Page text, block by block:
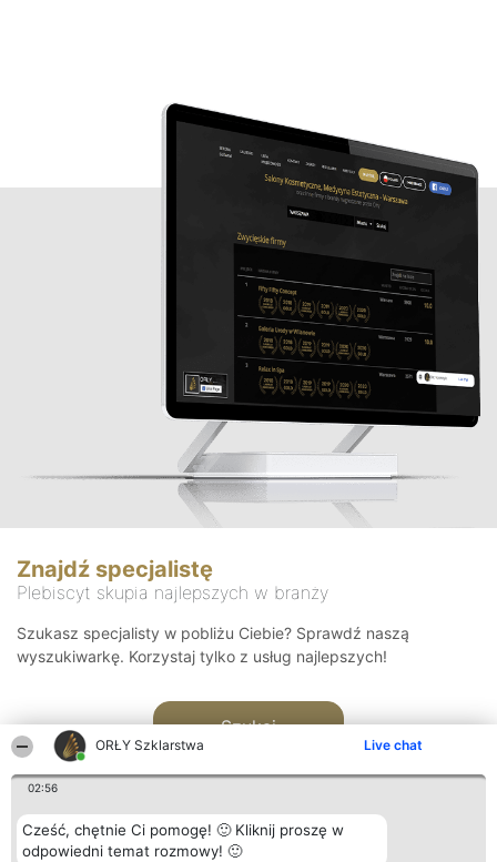
ORŁY Szklarstwa Live chat
02:56
Cześć, chętnie Ci pomogę! 🙂 Kliknij proszę w
odpowiedni temat rozmowy! 🙂
Znajdź specjalistę
Plebiscyt skupia najlepszych w branży
Szukasz specjalisty w pobliżu Ciebie? Sprawdź naszą
wyszukiwarkę. Korzystaj tylko z usług najlepszych!
Szukaj